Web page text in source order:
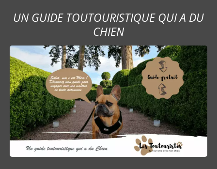
UN GUIDE TOUTOURISTIQUE QUI A DU
CHIEN